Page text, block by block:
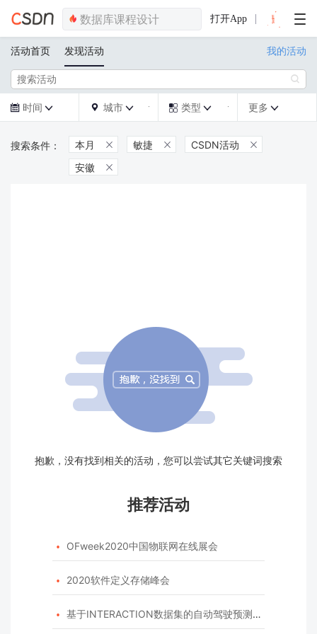
打开App
活动首页 发现活动 我的活动

 时间   城市   类型  更多 
本月  敏捷  CSDN活动 
安徽 
抱歉，没有找到相关的活动，您可以尝试其它关键词搜索
推荐活动
 OFweek2020中国物联网在线展会
 2020软件定义存储峰会
 基于INTERACTION数据集的自动驾驶预测模型挑战赛